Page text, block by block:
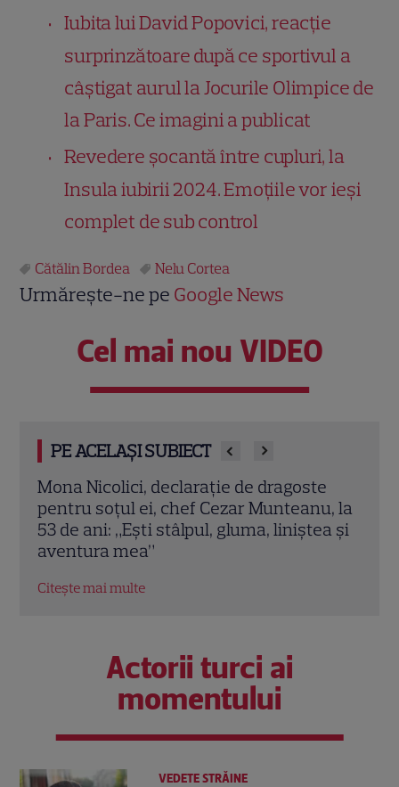
Iubita lui David Popovici, reacție
surprinzătoare după ce sportivul a
câștigat aurul la Jocurile Olimpice de
la Paris. Ce imagini a publicat
Revedere șocantă între cupluri, la
Insula iubirii 2024. Emoţiile vor ieşi
complet de sub control
Cătălin Bordea Nelu Cortea
Urmărește-ne pe Google News
Cel mai nou VIDEO
PE ACELAȘI SUBIECT
Cabiria Morgenstern, imagini rare alături
de iubitul ei și fiul lor. „Fotografii pe care
le faci, dar nu le postezi”
Actorii turci ai
momentului
VEDETE STRĂINE